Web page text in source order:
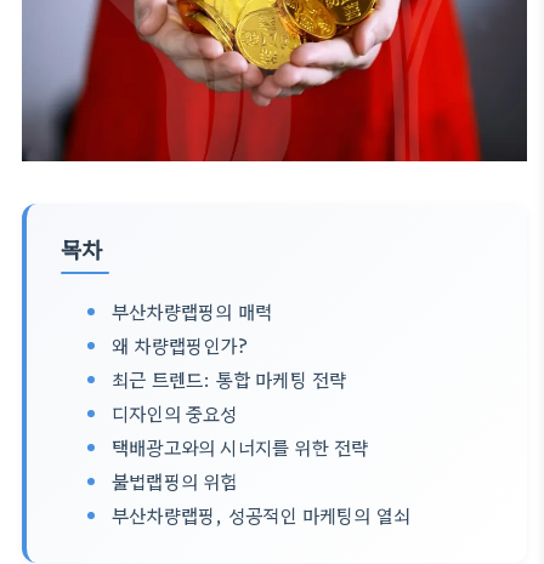
목차
부산차량랩핑의 매력
왜 차량랩핑인가?
최근 트렌드: 통합 마케팅 전략
디자인의 중요성
택배광고와의 시너지를 위한 전략
불법랩핑의 위험
부산차량랩핑, 성공적인 마케팅의 열쇠